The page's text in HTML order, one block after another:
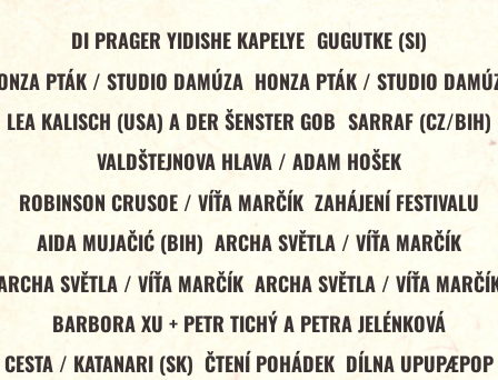
DI PRAGER YIDISHE KAPELYE GUGUTKE (SI)
PTÁK / STUDIO DAMÚZA HONZA PTÁK / STUDIO
LEA KALISCH (USA) A DER ŠENSTER GOB SARRAF (CZ/BIH)
VALDŠTEJNOVA HLAVA / ADAM HOŠEK
ROBINSON CRUSOE / VÍŤA MARČÍK ZAHÁJENÍ FESTIVALU
AIDA MUJAČIĆ (BIH) ARCHA SVĚTLA / VÍŤA MARČÍK
SVĚTLA / VÍŤA MARČÍK ARCHA SVĚTLA / VÍŤA
BARBORA XU + PETR TICHÝ A PETRA JELÉNKOVÁ
CESTA / KATANARI (SK) ČTENÍ POHÁDEK DÍLNA UPUPÆPOP